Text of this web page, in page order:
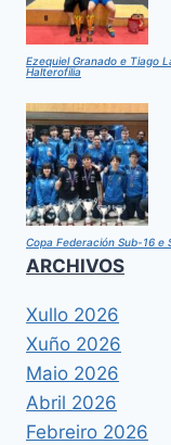
Ezequiel Granado e Tiago
Halterofilia
Copa Federación Sub-16 e
ARCHIVOS
Xullo 2026
Xuño 2026
Maio 2026
Abril 2026
Febreiro 2026